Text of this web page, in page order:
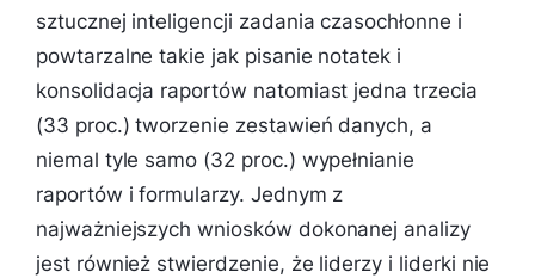
sztucznej inteligencji zadania czasochłonne i
powtarzalne takie jak pisanie notatek i
konsolidacja raportów natomiast jedna trzecia
(33 proc.) tworzenie zestawień danych, a
niemal tyle samo (32 proc.) wypełnianie
raportów i formularzy. Jednym z
najważniejszych wniosków dokonanej analizy
jest również stwierdzenie, że liderzy i liderki nie